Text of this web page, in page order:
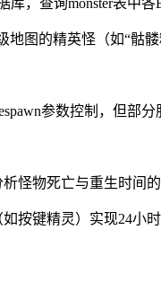
图的精英怪（如“骷
参数控制，但部
怪物死亡与重生时间的
按键精灵）实现24小时